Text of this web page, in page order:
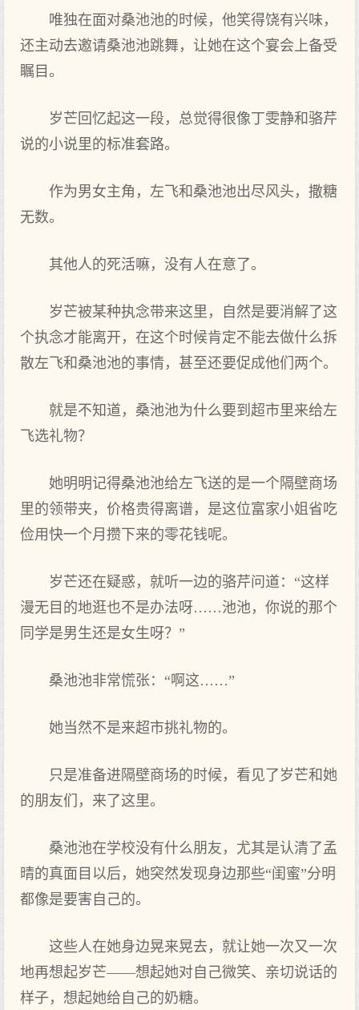
唯独在面对桑池池的时候，他笑得饶有兴味，
还主动去邀请桑池池跳舞，让她在这个宴会上备受
瞩目。
岁芒回忆起这一段，总觉得很像丁雯静和骆芹
说的小说里的标准套路。
作为男女主角，左飞和桑池池出尽风头，撒糖
无数。
其他人的死活嘛，没有人在意了。
岁芒被某种执念带来这里，自然是要消解了这
个执念才能离开，在这个时候肯定不能去做什么拆
散左飞和桑池池的事情，甚至还要促成他们两个。
就是不知道，桑池池为什么要到超市里来给左
飞选礼物？
她明明记得桑池池给左飞送的是一个隔壁商场
里的领带夹，价格贵得离谱，是这位富家小姐省吃
俭用快一个月攒下来的零花钱呢。
岁芒还在疑惑，就听一边的骆芹问道：“这样
漫无目的地逛也不是办法呀……池池，你说的那个
同学是男生还是女生呀？”
桑池池非常慌张：“啊这……”
她当然不是来超市挑礼物的。
只是准备进隔壁商场的时候，看见了岁芒和她
的朋友们，来了这里。
桑池池在学校没有什么朋友，尤其是认清了孟
晴的真面目以后，她突然发现身边那些“闺蜜”分明
都像是要害自己的。
这些人在她身边晃来晃去，就让她一次又一次
地再想起岁芒——想起她对自己微笑、亲切说话的
样子，想起她给自己的奶糖。